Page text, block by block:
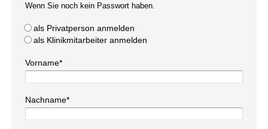
Wenn Sie noch kein Passwort haben.
als Privatperson anmelden
als Klinikmitarbeiter anmelden
Vorname*
Nachname*